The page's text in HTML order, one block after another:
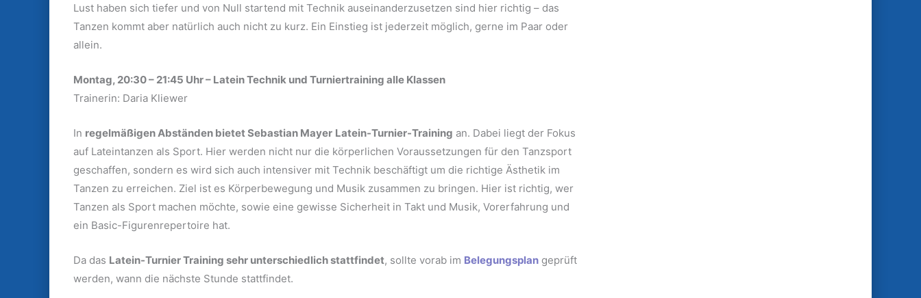
Lust haben sich tiefer und von Null startend mit Technik auseinanderzusetzen sind hier richtig – das
Tanzen kommt aber natürlich auch nicht zu kurz. Ein Einstieg ist jederzeit möglich, gerne im Paar oder
allein.
Montag, 20:30 – 21:45 Uhr – Latein Technik und Turniertraining alle Klassen
Trainerin: Daria Kliewer
In regelmäßigen Abständen bietet Sebastian Mayer Latein-Turnier-Training an. Dabei liegt der Fokus
auf Lateintanzen als Sport. Hier werden nicht nur die körperlichen Voraussetzungen für den Tanzsport
geschaffen, sondern es wird sich auch intensiver mit Technik beschäftigt um die richtige Ästhetik im
Tanzen zu erreichen. Ziel ist es Körperbewegung und Musik zusammen zu bringen. Hier ist richtig, wer
Tanzen als Sport machen möchte, sowie eine gewisse Sicherheit in Takt und Musik, Vorerfahrung und
ein Basic-Figurenrepertoire hat.
Da das Latein-Turnier Training sehr unterschiedlich stattfindet, sollte vorab im Belegungsplan geprüft
werden, wann die nächste Stunde stattfindet.